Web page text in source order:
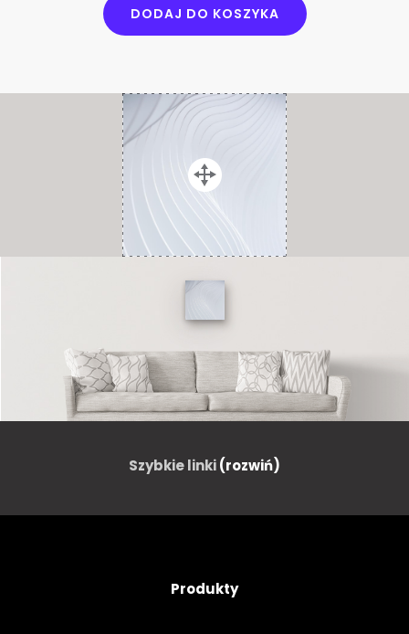
DODAJ DO KOSZYKA
Szybkie linki(rozwiń)
Produkty